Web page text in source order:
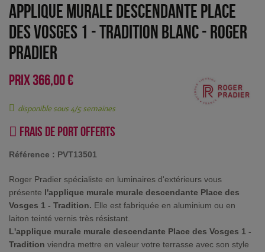
Applique murale descendante Place
des Vosges 1 - Tradition Blanc- Roger
Pradier
PRIX366,00 €
disponible sous 4/5 semaines
Frais de port offerts
Référence : PVT13501
Roger Pradier spécialiste en luminaires d'extérieurs vous
présente l'applique murale murale descendante Place des
Vosges 1 - Tradition. Elle est fabriquée en aluminium ou en
laiton teinté vernis très résistant.
L'applique murale murale descendante Place des Vosges 1 -
Tradition viendra mettre en valeur votre terrasse avec son style